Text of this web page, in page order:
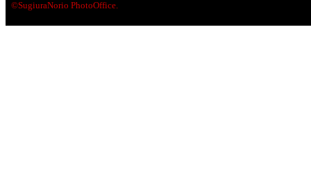
©SugiuraNorio PhotoOffice.